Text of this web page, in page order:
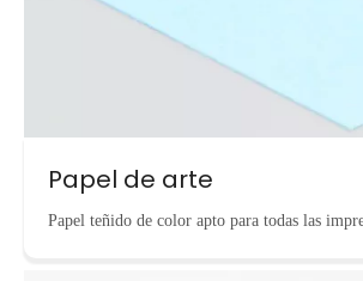
Papel de arte
Papel teñido de color apto para todas las